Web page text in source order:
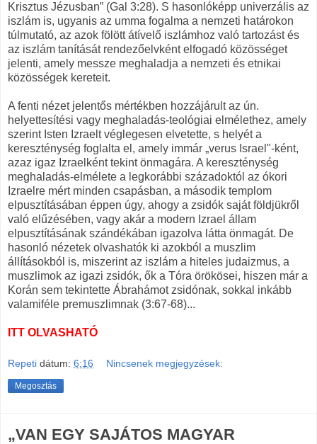
Krisztus Jézusban” (Gal 3:28). S hasonlóképp univerzális az
iszlám is, ugyanis az umma fogalma a nemzeti határokon
túlmutató, az azok fölött átívelő iszlámhoz való tartozást és
az iszlám tanítását rendezőelvként elfogadó közösséget
jelenti, amely messze meghaladja a nemzeti és etnikai
közösségek kereteit.
A fenti nézet jelentős mértékben hozzájárult az ún.
helyettesítési vagy meghaladás-teológiai elmélethez, amely
szerint Isten Izraelt véglegesen elvetette, s helyét a
kereszténység foglalta el, amely immár „verus Israel"-ként,
azaz igaz Izraelként tekint önmagára. A kereszténység
meghaladás-elmélete a legkorábbi századoktól az ókori
Izraelre mért minden csapásban, a második templom
elpusztításában éppen úgy, ahogy a zsidók saját földjükről
való elűzésében, vagy akár a modern Izrael állam
elpusztításának szándékában igazolva látta önmagát. De
hasonló nézetek olvashatók ki azokból a muszlim
állításokból is, miszerint az iszlám a hiteles judaizmus, a
muszlimok az igazi zsidók, ők a Tóra örökösei, hiszen már a
Korán sem tekintette Ábrahámot zsidónak, sokkal inkább
valamiféle premuszlimnak (3:67-68)...
ITT OLVASHATÓ
Repeti dátum: 6:16 Nincsenek megjegyzések:
Megosztás
„VAN EGY SAJÁTOS MAGYAR